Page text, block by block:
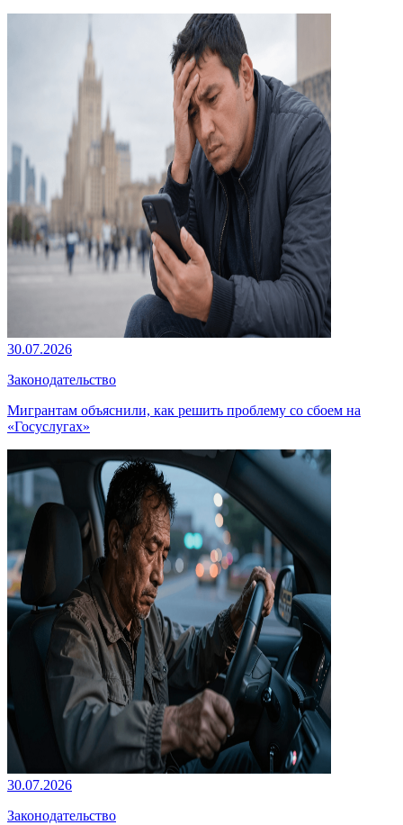
30.07.2026
Законодательство
Мигрантам объяснили, как решить проблему со сбоем на
«Госуслугах»
30.07.2026
Законодательство